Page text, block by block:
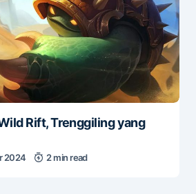
Rift, Trenggiling yang
2024 2 min read